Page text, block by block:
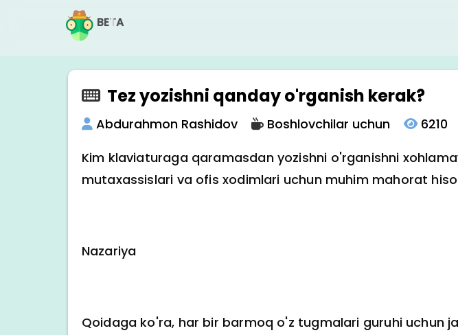
BETA
Tez yozishni qanday o'rganish kerak?
Abdurahmon Rashidov Boshlovchilar uchun 6210
Kim klaviaturaga qaramasdan yozishni o'rganishni
mutaxassislari va ofis xodimlari uchun muhim mahorat
Nazariya
Qoidaga ko'ra, har bir barmoq o'z tugmalari guruhi uchun